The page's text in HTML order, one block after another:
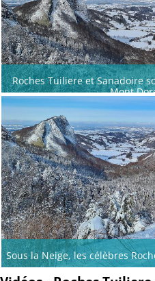
Roches Tuiliere et Sanadoire
Mont
Sous la Neige, les célèbres